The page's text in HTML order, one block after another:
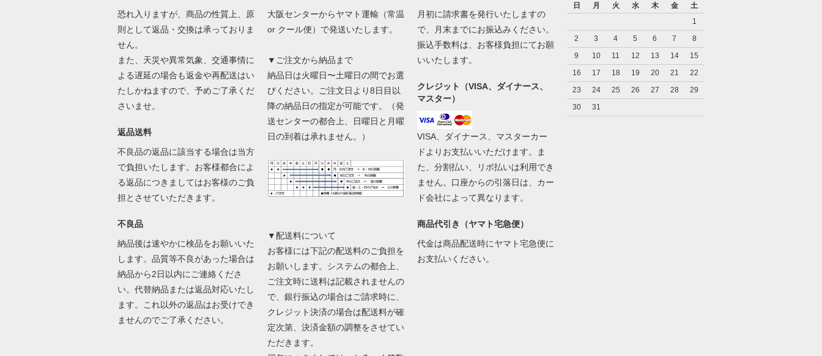
恐れ入りますが、商品の性質上、原
則として返品・交換は承っておりま
せん。
また、天災や異常気象、交通事情に
よる遅延の場合も返金や再配送はい
たしかねますので、予めご了承くだ
さいませ。
返品送料
不良品の返品に該当する場合は当方
で負担いたします。お客様都合によ
る返品につきましてはお客様のご負
担とさせていただきます。
不良品
納品後は速やかに検品をお願いいた
します。品質等不良があった場合は
納品から2日以内にご連絡くださ
い。代替納品または返品対応いたし
ます。これ以外の返品はお受けでき
ませんのでご了承ください。
大阪センターからヤマト運輸（常温
or クール便）で発送いたします。
▼ご注文から納品まで
納品日は火曜日〜土曜日の間でお選
びください。ご注文日より8日目以
降の納品日の指定が可能です。（発
送センターの都合上、日曜日と月曜
日の到着は承れません。）
▼配送料について
お客様には下記の配送料のご負担を
お願いします。システムの都合上、
ご注文時に送料は記載されませんの
で、銀行振込の場合はご請求時に、
クレジット決済の場合は配送料が確
定次第、決済金額の調整をさせてい
ただきます。
月初に請求書を発行いたしますの
で、月末までにお振込みください。
振込手数料は、お客様負担にてお願
いいたします。
クレジット（VISA、ダイナース、
マスター）
VISA、ダイナース、マスターカー
ドよりお支払いいただけます。ま
た、分割払い、リボ払いは利用でき
ません。口座からの引落日は、カー
ド会社によって異なります。
商品代引き（ヤマト宅急便）
代金は商品配送時にヤマト宅急便に
お支払いください。
日
月 火 水 木 金
土
1
2
3 4 5 6 7
8
9
10 11 12 13 14
15
16
17 18 19 20 21
22
23
24 25 26 27 28
29
30
31